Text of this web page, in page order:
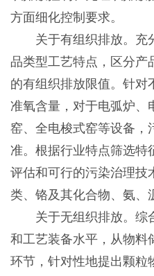
方面细化控制要求。
关于有组织排放。充
品类型工艺特点，区分产
的有组织排放限值。针对
准氧含量，对于电弧炉、
窑、全电梭式窑等设备，
准。根据行业特点筛选特
评估和可行的污染治理技
类、铬及其化合物、氨、
关于无组织排放。综
和工艺装备水平，从物料
环节，针对性地提出颗粒